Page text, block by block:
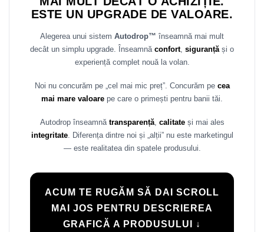
ESTE UN UPGRADE DE VALOARE.
Alegerea unui sistem Autodrop™ înseamnă mai mult
decât un simplu upgrade. Înseamnă confort, siguranțăși o
experiență complet nouă la volan.
Noi nu concurăm pe „cel mai mic preț”. Concurăm pe cea
mai mare valoare pe care o primești pentru banii tăi.
Autodrop înseamnă transparență, calitateși mai ales
integritate. Diferența dintre noi și „alții” nu este marketingul
— este realitatea din spatele produsului.
ACUM TE RUGĂM SĂ DAI SCROLL
MAI JOS PENTRU DESCRIEREA
GRAFICĂ A PRODUSULUI ↓